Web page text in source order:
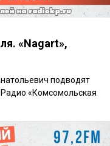
«Nagart»,
подводят
«Комсомольская